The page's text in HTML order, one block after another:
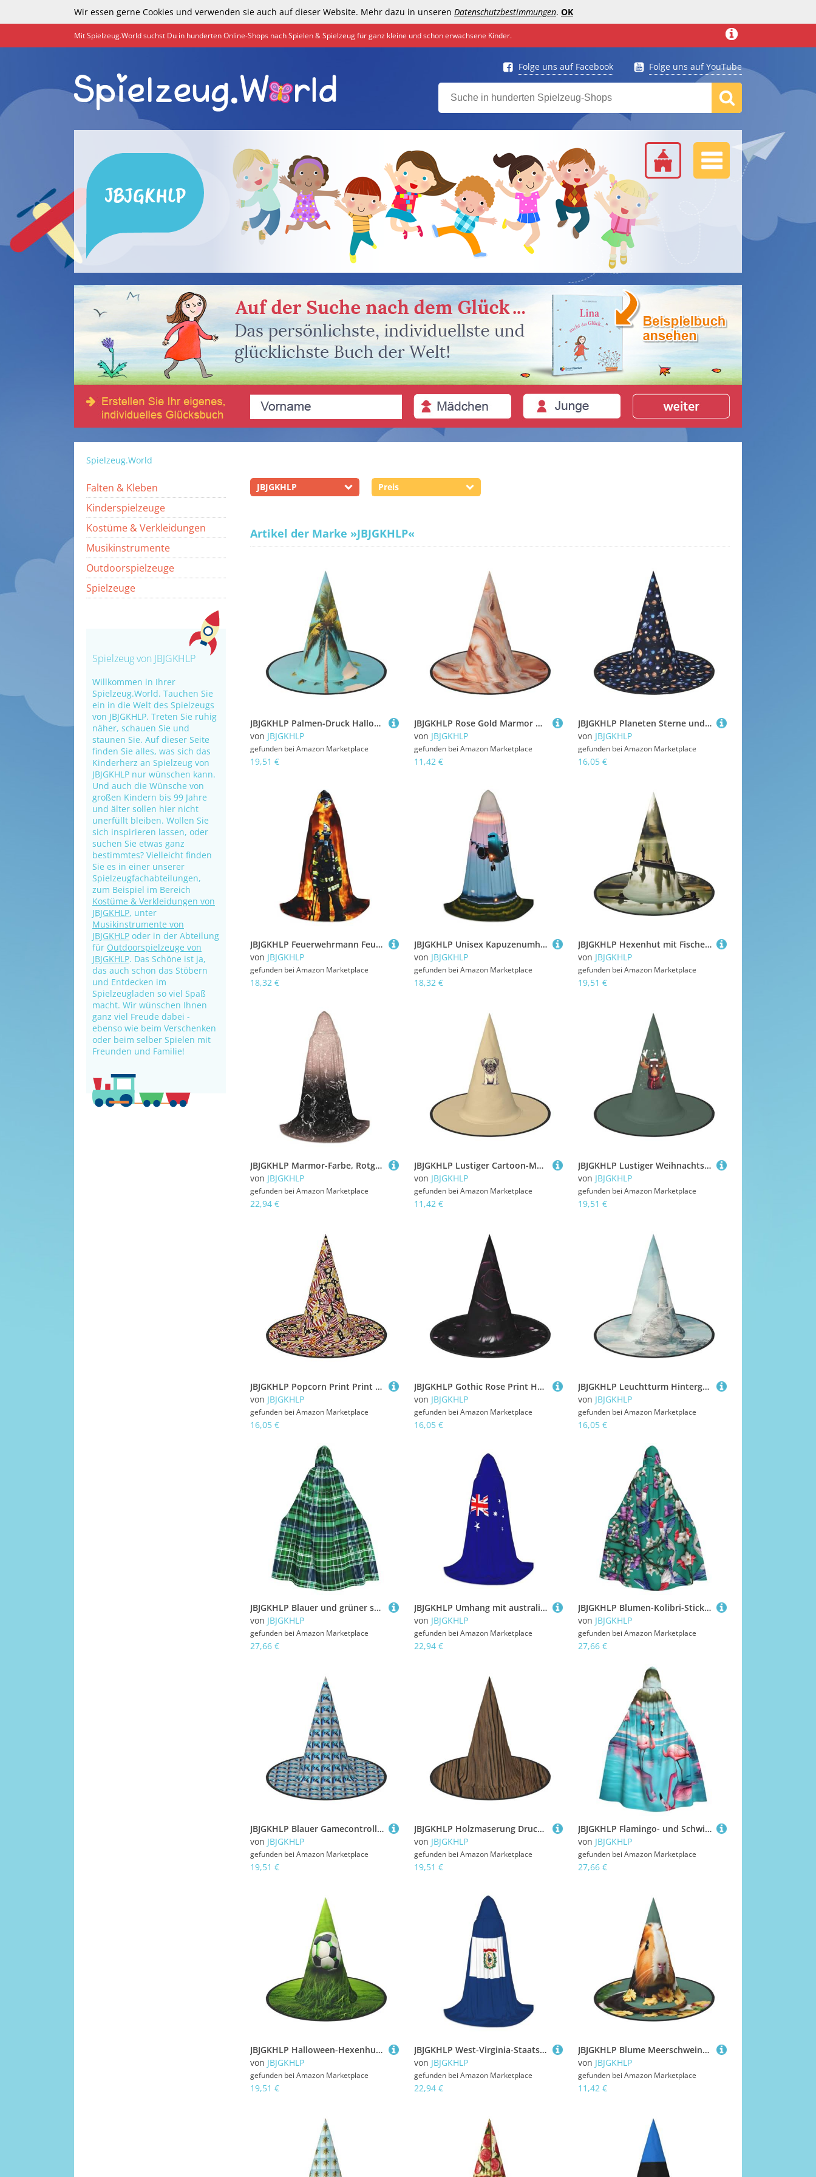
Wir essen gerne Cookies und verwenden sie auch auf dieser Website. Mehr dazu in unseren Datenschutzbestimmungen. OK
Mit Spielzeug.World suchst Du in hunderten Online-Shops nach Spielen & Spielzeug für ganz kleine und schon erwachsene Kinder.
Folge uns auf Facebook Folge uns auf YouTube
JBJGKHLP
Spielzeug.World
Falten & Kleben
Kinderspielzeuge
Kostüme & Verkleidungen
Musikinstrumente
Outdoorspielzeuge
Spielzeuge
Spielzeug von JBJGKHLP
Willkommen in Ihrer
Spielzeug.World. Tauchen Sie
ein in die Welt des Spielzeugs
von JBJGKHLP. Treten Sie ruhig
näher, schauen Sie und
staunen Sie. Auf dieser Seite
finden Sie alles, was sich das
Kinderherz an Spielzeug von
JBJGKHLP nur wünschen kann.
Und auch die Wünsche von
großen Kindern bis 99 Jahre
und älter sollen hier nicht
unerfüllt bleiben. Wollen Sie
sich inspirieren lassen, oder
suchen Sie etwas ganz
bestimmtes? Vielleicht finden
Sie es in einer unserer
Spielzeugfachabteilungen,
zum Beispiel im Bereich
Kostüme & Verkleidungen von
JBJGKHLP, unter
Musikinstrumente von
JBJGKHLP oder in der Abteilung
für Outdoorspielzeuge von
JBJGKHLP. Das Schöne ist ja,
das auch schon das Stöbern
und Entdecken im
Spielzeugladen so viel Spaß
macht. Wir wünschen Ihnen
ganz viel Freude dabei -
ebenso wie beim Verschenken
oder beim selber Spielen mit
Freunden und Familie!
JBJGKHLP Preis
Artikel der Marke »JBJGKHLP«
JBJGKHLP Palmen-Druck Halloween Hexenhut Unisex Karneval Cosplay Party Mode Cap Kostüm Zubehör
von JBJGKHLP
gefunden bei Amazon Marketplace
19,51 €
JBJGKHLP Rose Gold Marmor Druck Halloween Hexenhut Unisex Karneval Cosplay Party Mode Cap Kostüm Zubehör
von JBJGKHLP
gefunden bei Amazon Marketplace
11,42 €
JBJGKHLP Planeten Sterne und Milchstraße Galaxie Druck Halloween Hexenhut Unisex Karneval Cosplay Party Mode Cap Kostüm Zubehör
von JBJGKHLP
gefunden bei Amazon Marketplace
16,05 €
JBJGKHLP Feuerwehrmann Feuerwehrmann Flamme Druck Unisex Kapuzenumhang Robe Karneval Halloween Cosplay Weihnachten Bequem Stilvoll
von JBJGKHLP
gefunden bei Amazon Marketplace
18,32 €
JBJGKHLP Unisex Kapuzenumhang mit Flugzeug in den Abendlichtern bedruckt, Karneval, Halloween, Cosplay, Weihnachten, bequem, stilvoll
von JBJGKHLP
gefunden bei Amazon Marketplace
18,32 €
JBJGKHLP Hexenhut mit Fischermotiv, Unisex, Karneval, Cosplay, Party, Kostüm, Zubehör
von JBJGKHLP
gefunden bei Amazon Marketplace
19,51 €
JBJGKHLP Marmor-Farbe, Rotgold-Druck, Unisex, Kapuzenumhang, Karneval, Halloween, Cosplay, Weihnachten, bequem, stilvoll
von JBJGKHLP
gefunden bei Amazon Marketplace
22,94 €
JBJGKHLP Lustiger Cartoon-Mops-Welpen-Hunde-Druck, Halloween, Hexenhut, Unisex, Karneval, Cosplay, Party, Mode, Kappe, Kostümzubehör
von JBJGKHLP
gefunden bei Amazon Marketplace
11,42 €
JBJGKHLP Lustiger Weihnachtselchkopf Druck Halloween Hexenhut Unisex Karneval Cosplay Party Mode Cap Kostüm Zubehör
von JBJGKHLP
gefunden bei Amazon Marketplace
19,51 €
JBJGKHLP Popcorn Print Print Halloween Hexenhut Unisex Karneval Cosplay Party Mode Cap Kostüm Zubehör
von JBJGKHLP
gefunden bei Amazon Marketplace
16,05 €
JBJGKHLP Gothic Rose Print Halloween Hexenhut Unisex Karneval Cosplay Party Mode Cap Kostüm Zubehör
von JBJGKHLP
gefunden bei Amazon Marketplace
16,05 €
JBJGKHLP Leuchtturm Hintergrund Druck Halloween Hexenhut Unisex Karneval Cosplay Party Mode Kappe Kostüm Zubehör
von JBJGKHLP
gefunden bei Amazon Marketplace
16,05 €
JBJGKHLP Blauer und grüner schottischer Schottenkaro-Druck, Unisex, Erwachsene, mit Kapuze, langärmelig, Umhang, Halloween, Weihnachten, Karneval, Mottopartys
von JBJGKHLP
gefunden bei Amazon Marketplace
27,66 €
JBJGKHLP Umhang mit australischer Flagge, Unisex, mit Kapuze, Karneval, Halloween, Cosplay, Weihnachten, bequem, stilvoll
von JBJGKHLP
gefunden bei Amazon Marketplace
22,94 €
JBJGKHLP Blumen-Kolibri-Stickerei-Druck, Unisex, Erwachsene, mit Kapuze, langärmelig, Umhang, Halloween, Weihnachten, Karneval, Mottopartys
von JBJGKHLP
gefunden bei Amazon Marketplace
27,66 €
JBJGKHLP Blauer Gamecontroller Druck Halloween Hexenhut Unisex Karneval Cosplay Party Mode Cap Kostüm Zubehör
von JBJGKHLP
gefunden bei Amazon Marketplace
19,51 €
JBJGKHLP Holzmaserung Druck Halloween Hexenhut Unisex Karneval Cosplay Party Mode Kappe Kostüm Zubehör
von JBJGKHLP
gefunden bei Amazon Marketplace
19,51 €
JBJGKHLP Flamingo- und Schwimmbad-Druck, Unisex, Erwachsene, mit Kapuze, langärmelig, Umhang, Halloween, Weihnachten, Karneval, Mottopartys
von JBJGKHLP
gefunden bei Amazon Marketplace
27,66 €
JBJGKHLP Halloween-Hexenhut mit grünem Gras, Fußball-Druck, Unisex, Karneval, Cosplay, Party, Mode-Kappe, Kostüm-Zubehör
von JBJGKHLP
gefunden bei Amazon Marketplace
19,51 €
JBJGKHLP West-Virginia-Staatsflagge, Unisex, Kapuzenumhang, Robe, Karneval, Halloween, Cosplay, Weihnachten, bequem, stilvoll
von JBJGKHLP
gefunden bei Amazon Marketplace
22,94 €
JBJGKHLP Blume Meerschweinchen Druck Halloween Hexenhut Unisex Karneval Cosplay Party Mode Cap Kostüm Zubehör
von JBJGKHLP
gefunden bei Amazon Marketplace
11,42 €